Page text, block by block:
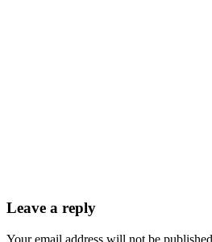
Leave a reply
Your email address will not be